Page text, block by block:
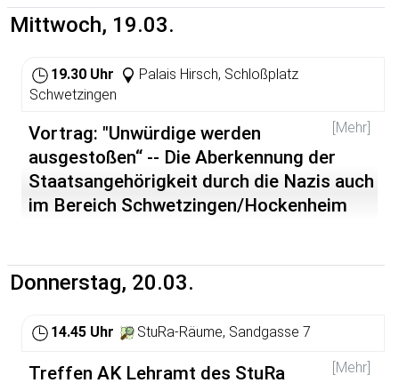
Mittwoch, 19.03.
19.30 Uhr
Palais Hirsch, Schloßplatz
Schwetzingen
[Mehr]
Vortrag: "Unwürdige werden
ausgestoßen“ -- Die Aberkennung der
Staatsangehörigkeit durch die Nazis auch
im Bereich Schwetzingen/Hockenheim
hatte, der Zweck des NS-Regimes bestehe einzig darin,
„das deutsche Volk unter unerbittlicher Ausschaltung …
Krieg´ in Form zu bringen, ein grenzenlos willfähriges …, in
blinde und fanatische Unwissenheit gebanntes
Kriegsinstrument aus ihm zu machen“. Er gehörte wie
Heinrich und Erika Mann, wie Brecht, Feuchtwanger,
Donnerstag, 20.03.
14.45 Uhr StuRa-Räume, Sandgasse 7
[Mehr]
Treffen AK Lehramt des StuRa